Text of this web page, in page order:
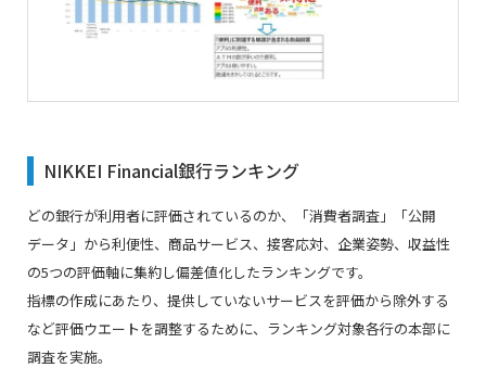
NIKKEI Financial銀行ランキング
どの銀行が利用者に評価されているのか、「消費者調査」「公開
データ」から利便性、商品サービス、接客応対、企業姿勢、収益性
の5つの評価軸に集約し偏差値化したランキングです。
指標の作成にあたり、提供していないサービスを評価から除外する
など評価ウエートを調整するために、ランキング対象各行の本部に
調査を実施。